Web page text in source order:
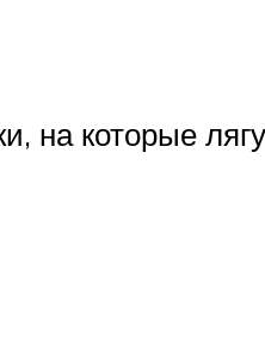
на которые